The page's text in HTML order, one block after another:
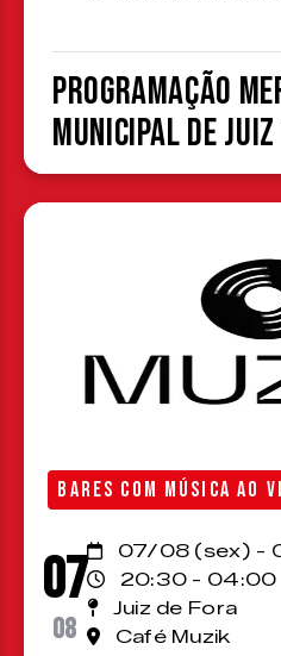
Programação
Municipal de
BARES COM MÚSICA AO
07
08
07/08 (sex) -
20:30 - 04:00
Juiz de Fora
Café Muzik